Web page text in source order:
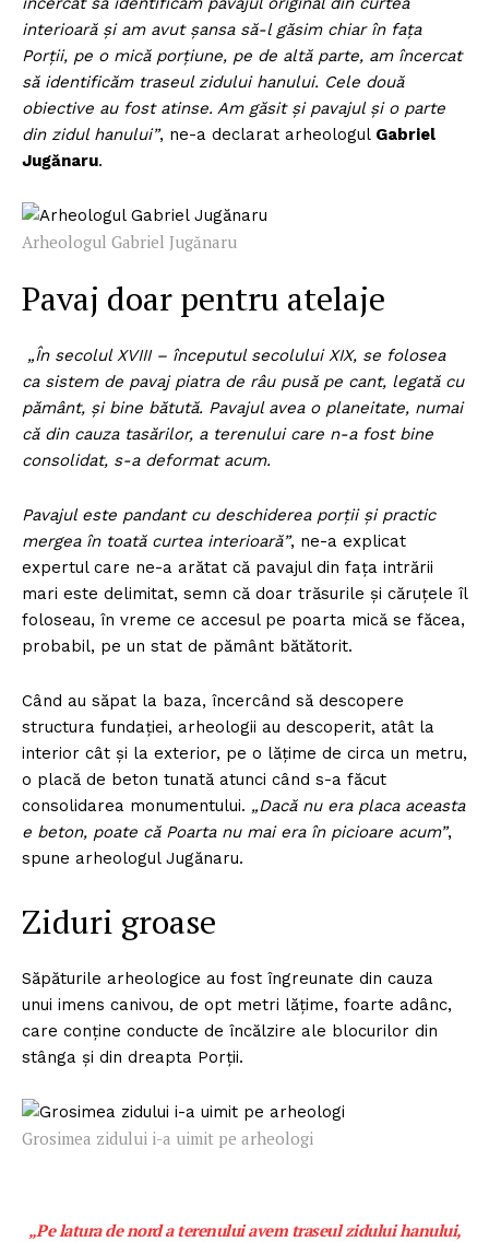
interioară şi am avut şansa să-l găsim chiar în faţa
Porţii, pe o mică porţiune, pe de altă parte, am încercat
să identificăm traseul zidului hanului. Cele două
obiective au fost atinse. Am găsit şi pavajul şi o parte
din zidul hanului”, ne-a declarat arheologul Gabriel
Jugănaru.
Arheologul Gabriel Jugănaru
Pavaj doar pentru atelaje
„În secolul XVIII – începutul secolului XIX, se folosea
ca sistem de pavaj piatra de râu pusă pe cant, legată cu
pământ, şi bine bătută. Pavajul avea o planeitate, numai
că din cauza tasărilor, a terenului care n-a fost bine
consolidat, s-a deformat acum.
Pavajul este pandant cu deschiderea porţii şi practic
mergea în toată curtea interioară”, ne-a explicat
expertul care ne-a arătat că pavajul din faţa intrării
mari este delimitat, semn că doar trăsurile şi căruţele îl
foloseau, în vreme ce accesul pe poarta mică se făcea,
probabil, pe un stat de pământ bătătorit.
Când au săpat la baza, încercând să descopere
structura fundaţiei, arheologii au descoperit, atât la
interior cât şi la exterior, pe o lăţime de circa un metru,
o placă de beton tunată atunci când s-a făcut
consolidarea monumentului. „Dacă nu era placa aceasta
e beton, poate că Poarta nu mai era în picioare acum”,
spune arheologul Jugănaru.
Ziduri groase
Săpăturile arheologice au fost îngreunate din cauza
unui imens canivou, de opt metri lăţime, foarte adânc,
care conţine conducte de încălzire ale blocurilor din
stânga şi din dreapta Porţii.
Grosimea zidului i-a uimit pe arheologi
„Pe latura de nord a terenului avem traseul zidului hanului,